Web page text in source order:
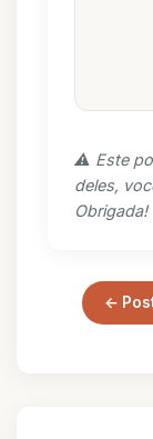
⚠️ Este
deles,
Obrigada!
←